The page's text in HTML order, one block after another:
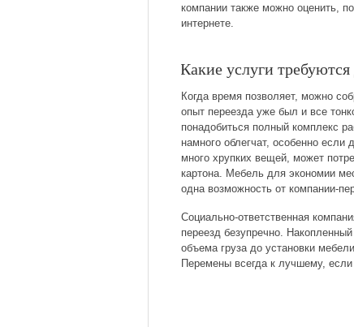
компании также можно оценить,
интернете.
Какие услуги требуются
Когда время позволяет, можно
опыт переезда уже был и все
понадобиться полный комплекс
намного облегчат, особенно
много хрупких вещей, может
картона. Мебель для экономии
одна возможность от компании-
Социально-ответственная
переезд безупречно.
объема груза до установки
Перемены всегда к лучшему, если